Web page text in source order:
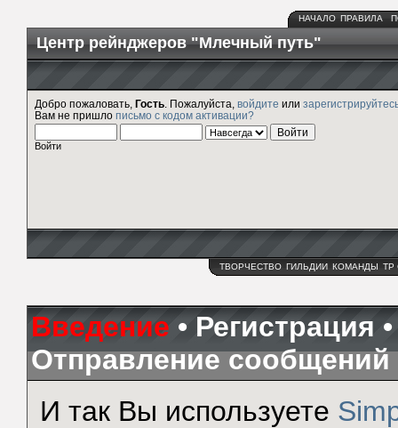
НАЧАЛО ПРАВИЛА
Центр рейнджеров "Млечный путь"
Добро пожаловать, Гость . Пожалуйста, войдите или
Вам не пришло письмо с кодом активации?
Войти
ТВОРЧЕСТВО ГИЛЬДИИ КОМАНДЫ ТР
Введение • Регистрация
Отправление сообщений
И так Вы используете